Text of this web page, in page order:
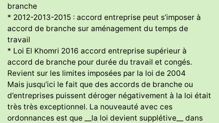
branche
* 2012-2013-2015 : accord entreprise peut s’imposer à
accord de branche sur aménagement du temps de
travail
* Loi El Khomri 2016 accord entreprise supérieur à
accord de branche pour durée du travail et congés.
Revient sur les limites imposées par la loi de 2004
Mais jusqu’ici le fait que des accords de branche ou
d’entreprises puissent déroger négativement à la loi était
très très exceptionnel. La nouveauté avec ces
ordonnances est que __la loi devient supplétive__ dans